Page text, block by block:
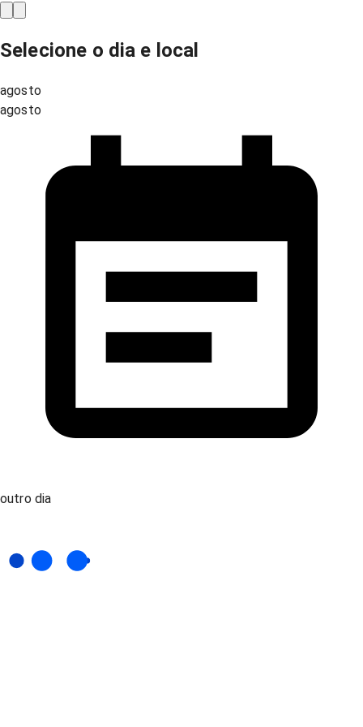
Selecione o dia e local
agosto
agosto
outro dia